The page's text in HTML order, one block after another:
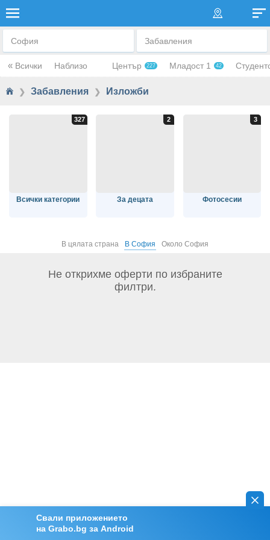
София Забавления
« Всички Наблизо Център 227 Младост 1 42
❯ Забавления ❯ Изложби
Всички категории За децата Фотосесии
В цялата страна В София Около София
Свали приложението
на Grabo.bg за Android
Не открихме оферти по избраните
филтри.